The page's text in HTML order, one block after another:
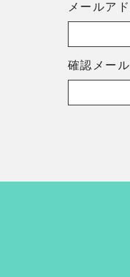
メールア
確認メー